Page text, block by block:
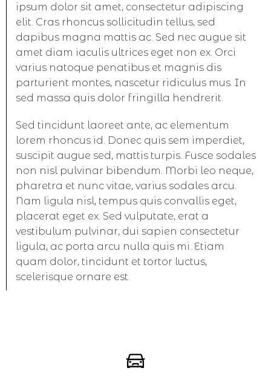
ipsum dolor sit amet, consectetur adipiscing
elit. Cras rhoncus sollicitudin tellus, sed
dapibus magna mattis ac. Sed nec augue sit
amet diam iaculis ultrices eget non ex. Orci
varius natoque penatibus et magnis dis
parturient montes, nascetur ridiculus mus. In
sed massa quis dolor fringilla hendrerit.
Sed tincidunt laoreet ante, ac elementum
lorem rhoncus id. Donec quis sem imperdiet,
suscipit augue sed, mattis turpis. Fusce sodales
non nisl pulvinar bibendum. Morbi leo neque,
pharetra et nunc vitae, varius sodales arcu.
Nam ligula nisl, tempus quis convallis eget,
placerat eget ex. Sed vulputate, erat a
vestibulum pulvinar, dui sapien consectetur
ligula, ac porta arcu nulla quis mi. Etiam
quam dolor, tincidunt et tortor luctus,
scelerisque ornare est.